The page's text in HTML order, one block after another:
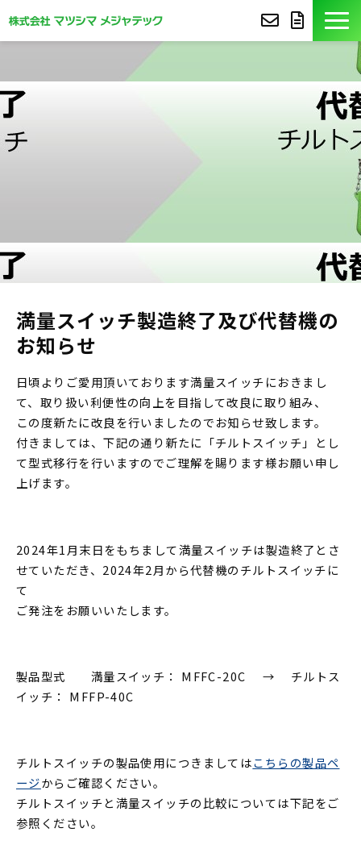
導入事例
豆知識
セミナー
サポート
Language
満量スイッチ製造終了及び代替機の
お知らせ
日頃よりご愛用頂いております満量スイッチにおきまし
て、取り扱い利便性の向上を目指して改良に取り組み、
この度新たに改良を行いましたのでお知らせ致します。
付きましては、下記の通り新たに「チルトスイッチ」とし
て型式移行を行いますのでご理解を賜ります様お願い申し
上げます。
2024年1月末日をもちまして満量スイッチは製造終了とさ
せていただき、2024年2月から代替機のチルトスイッチに
て
ご発注をお願いいたします。
製品型式 満量スイッチ： MFFC-20C → チルトス
イッチ： MFFP-40C
チルトスイッチの製品使用につきましてはこちらの製品ペ
ージからご確認ください。
チルトスイッチと満量スイッチの比較については下記をご
参照ください。